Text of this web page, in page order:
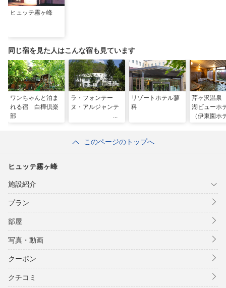
ヒュッテ霧ヶ峰
同じ宿を見た人はこんな宿も見ています
ワンちゃんと泊ま
れる宿 白樺倶楽
部
ラ・フォンテー
ヌ・アルジャンテ
リゾートホテル蓼
科
芹ヶ沢温
湖ビューホ
（伊東園ホ
このページのトップへ
ヒュッテ霧ヶ峰
施設紹介
プラン
部屋
写真・動画
クーポン
クチコミ